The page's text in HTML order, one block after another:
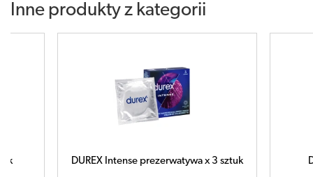
Inne produkty z kategorii
Intense prezerwatywa x 3 sztuk DUREX Sensual